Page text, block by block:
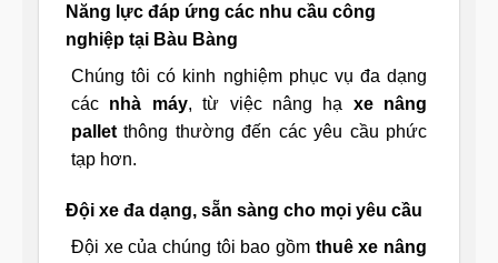
Năng lực đáp ứng các nhu cầu công
nghiệp tại Bàu Bàng
Chúng tôi có kinh nghiệm phục vụ đa dạng
các nhà máy, từ việc nâng hạ xe nâng
pallet thông thường đến các yêu cầu phức
tạp hơn.
Đội xe đa dạng, sẵn sàng cho mọi yêu cầu
Đội xe của chúng tôi bao gồm thuê xe nâng